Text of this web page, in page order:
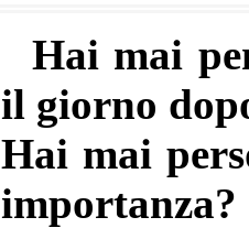
Hai mai
il giorno
Hai mai
importanza?